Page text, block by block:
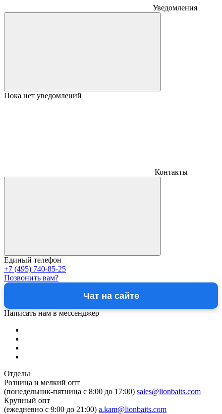
Уведомления
Пока нет уведомлений
Контакты
Единый телефон
+7 (495) 740-85-25
Позвонить вам?
Чат на сайте
Написать нам в мессенджер
Отделы
Розница и мелкий опт
(понедельник-пятница c 8:00 до 17:00) sales@lionbaits.com
Крупный опт
(ежедневно с 9:00 до 21:00) a.kam@lionbaits.com